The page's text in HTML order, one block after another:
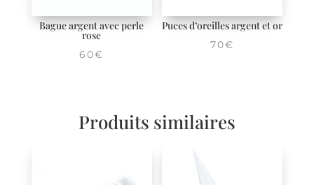
Bague argent avec perle
rose
60€
Puces d’oreilles argent et or
70€
Produits similaires